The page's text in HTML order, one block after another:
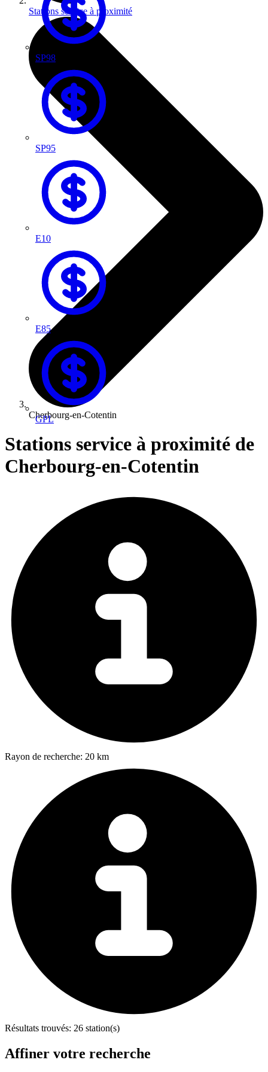
SP98
SP95
E10
E85
GPL
Stations service à proximité
Cherbourg-en-Cotentin
Stations service à proximité de
Cherbourg-en-Cotentin
Rayon de recherche: 20 km
Résultats trouvés: 26 station(s)
Affiner votre recherche